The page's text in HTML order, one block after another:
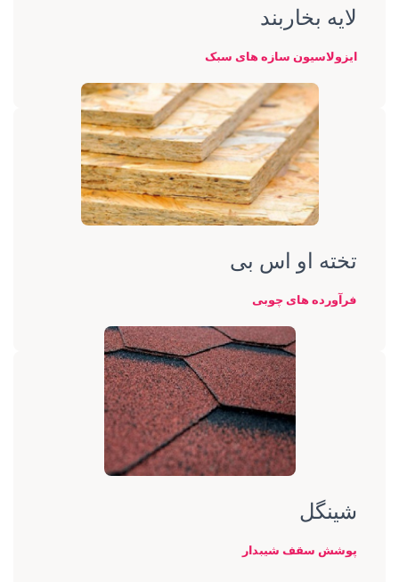
لایه بخاربند
ایزولاسیون سازه های سبک
تخته او اس بی
فرآورده های چوبی
شینگل
پوشش سقف شیبدار